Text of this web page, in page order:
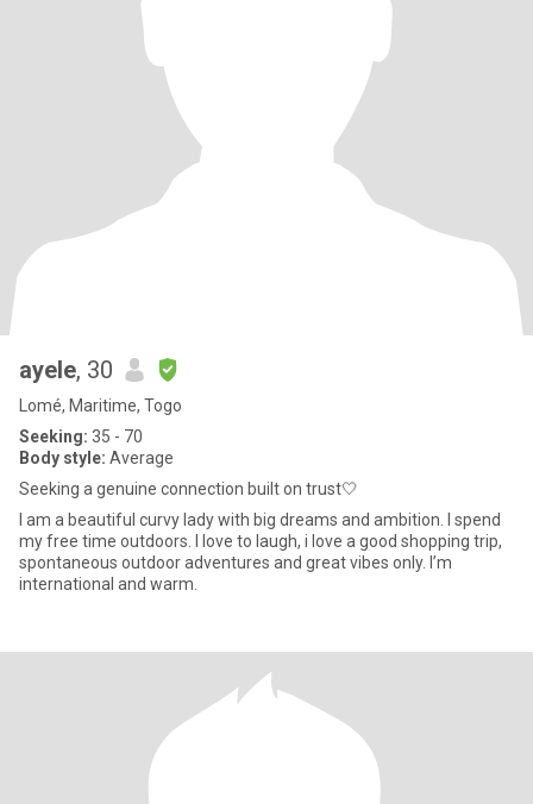
ayele, 30
Lomé, Maritime, Togo
Seeking: 35 - 70
Body style: Average
Seeking a genuine connection built on trust🤍
I am a beautiful curvy lady with big dreams and ambition. I spend
my free time outdoors. I love to laugh, i love a good shopping trip,
spontaneous outdoor adventures and great vibes only. I’m
international and warm.